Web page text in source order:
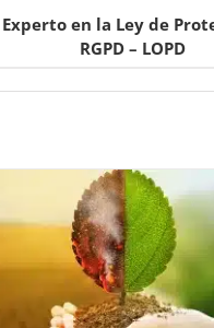
en la Ley de
RGPD – LOPD